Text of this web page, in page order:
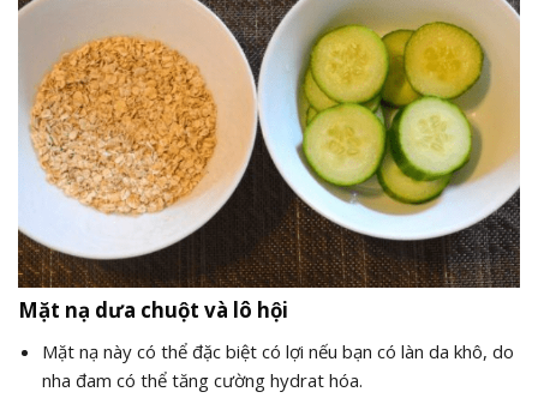
Mặt nạ dưa chuột và lô hội
Mặt nạ này có thể đặc biệt có lợi nếu bạn có làn da khô, do
nha đam có thể tăng cường hydrat hóa.